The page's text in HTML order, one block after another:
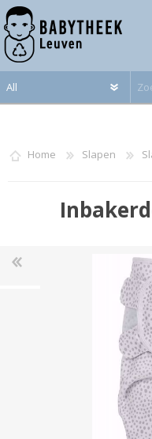
Home Slapen